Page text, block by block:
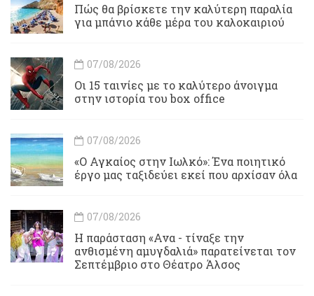
Πώς θα βρίσκετε την καλύτερη παραλία
για μπάνιο κάθε μέρα του καλοκαιριού
07/08/2026
Οι 15 ταινίες με το καλύτερο άνοιγμα
στην ιστορία του box office
07/08/2026
«Ο Αγκαίος στην Ιωλκό»: Ένα ποιητικό
έργο μας ταξιδεύει εκεί που αρχίσαν όλα
07/08/2026
Η παράσταση «Ανα - τίναξε την
ανθισμένη αμυγδαλιά» παρατείνεται τον
Σεπτέμβριο στο Θέατρο Άλσος